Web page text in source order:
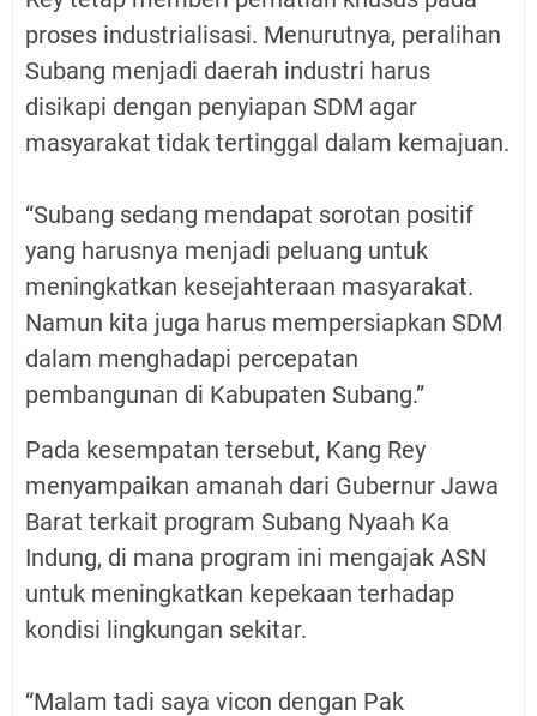
proses industrialisasi. Menurutnya, peralihan
Subang menjadi daerah industri harus
disikapi dengan penyiapan SDM agar
masyarakat tidak tertinggal dalam kemajuan.
“Subang sedang mendapat sorotan positif
yang harusnya menjadi peluang untuk
meningkatkan kesejahteraan masyarakat.
Namun kita juga harus mempersiapkan SDM
dalam menghadapi percepatan
pembangunan di Kabupaten Subang.”
Pada kesempatan tersebut, Kang Rey
menyampaikan amanah dari Gubernur Jawa
Barat terkait program Subang Nyaah Ka
Indung, di mana program ini mengajak ASN
untuk meningkatkan kepekaan terhadap
kondisi lingkungan sekitar.
“Malam tadi saya vicon dengan Pak